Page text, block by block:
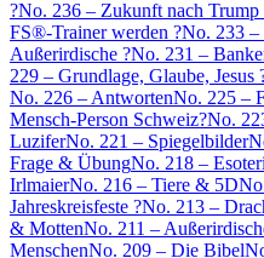
?No. 236 – Zukunft nach Trump
FS®-Trainer werden ?No. 233 –
Außerirdische ?No. 231 –
229 – Grundlage, Glaube, Jesus
No. 226 – AntwortenNo. 225 –
Mensch-Person Schweiz?No.
LuziferNo. 221 – Spiegelbilder
Frage & ÜbungNo. 218 –
IrlmaierNo. 216 – Tiere & 5D
Jahreskreisfeste ?No. 213 –
& MottenNo. 211 –
MenschenNo. 209 – Die Bibel